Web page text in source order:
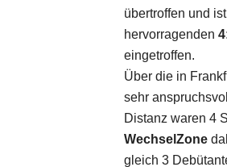
übertroffen und
hervorragenden
eingetroffen.
Über die in
sehr
Distanz waren 4
WechselZone
gleich 3